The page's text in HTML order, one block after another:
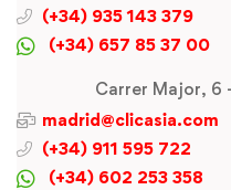
(+34) 935 143 379
(+34) 657 85 37 00
Carrer Major, 6
madrid@clicasia.com
(+34) 911 595 722
(+34) 602 253 358